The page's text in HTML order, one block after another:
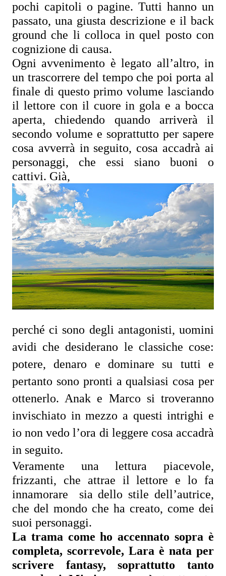
pochi capitoli o pagine. Tutti hanno un
passato, una giusta descrizione e il back
ground che li colloca in quel posto con
cognizione di causa.
Ogni avvenimento è legato all’altro, in
un trascorrere del tempo che poi porta al
finale di questo primo volume lasciando
il lettore con il cuore in gola e a bocca
aperta, chiedendo quando arriverà il
secondo volume e soprattutto per sapere
cosa avverrà in seguito, cosa accadrà ai
personaggi, che essi siano buoni o
cattivi. Già,
perché ci sono degli antagonisti, uomini
avidi che desiderano le classiche cose:
potere, denaro e dominare su tutti e
pertanto sono pronti a qualsiasi cosa per
ottenerlo. Anak e Marco si troveranno
invischiato in mezzo a questi intrighi e
io non vedo l’ora di leggere cosa accadrà
in seguito.
Veramente una lettura piacevole,
frizzanti, che attrae il lettore e lo fa
innamorare  sia dello stile dell’autrice,
che del mondo che ha creato, come dei
suoi personaggi.
La trama come ho accennato sopra è
completa, scorrevole, Lara è nata per
scrivere fantasy, soprattutto tanto